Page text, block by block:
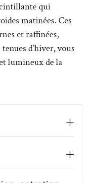
qui
matinées. Ces
et raffinées,
d’hiver, vous
lumineux de la